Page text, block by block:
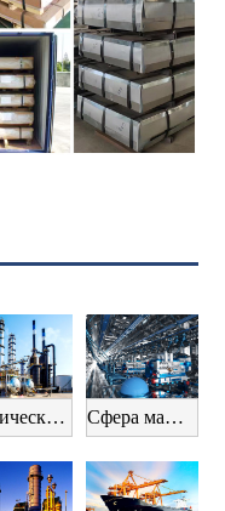
Химическая промышленность Сфера машиностроения